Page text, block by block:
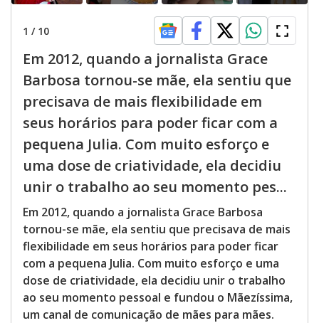
1 / 10
Em 2012, quando a jornalista Grace
Barbosa tornou-se mãe, ela sentiu que
precisava de mais flexibilidade em
seus horários para poder ficar com a
pequena Julia. Com muito esforço e
uma dose de criatividade, ela decidiu
unir o trabalho ao seu momento pes...
Em 2012, quando a jornalista Grace Barbosa
tornou-se mãe, ela sentiu que precisava de mais
flexibilidade em seus horários para poder ficar
com a pequena Julia. Com muito esforço e uma
dose de criatividade, ela decidiu unir o trabalho
ao seu momento pessoal e fundou o Mãezíssima,
um canal de comunicação de mães para mães.